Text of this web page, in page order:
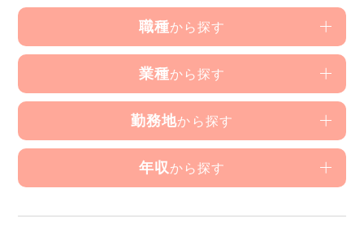
職種から探す
業種から探す
勤務地から探す
年収 から探す